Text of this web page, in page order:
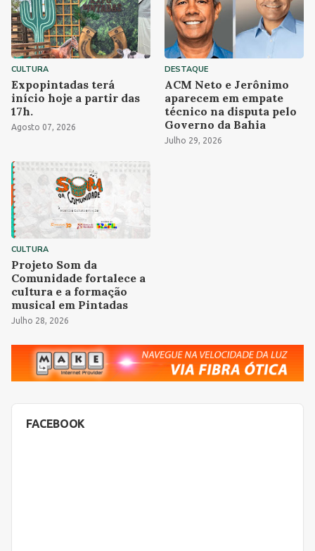
CULTURA
Expopintadas terá
início hoje a partir das
17h.
Agosto 07, 2026
DESTAQUE
ACM Neto e Jerônimo
aparecem em empate
técnico na disputa pelo
Governo da Bahia
Julho 29, 2026
CULTURA
Projeto Som da
Comunidade fortalece a
cultura e a formação
musical em Pintadas
Julho 28, 2026
FACEBOOK